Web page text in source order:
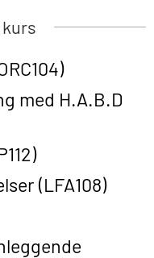
(English)
Training for
(OBS117)
–
inkl.
Norge til
for fiskere
for fiskere
for
med H.A.B.D
(LFA108)